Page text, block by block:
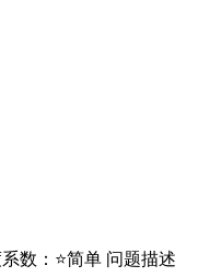
数：⭐简单 问题描述